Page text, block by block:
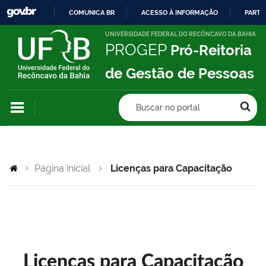
IR
PARA
CONTEÚDO
COMUNICA BR ACESSO À INFORMAÇÃO
UNIVERSIDADE FEDERAL DO RECÔNCAVO DA BAHIA
PROGEP Pró-Reitoria
de Gestão de Pessoas
Buscar no portal
Página inicial Licenças para Capacitação
Licenças para Capacitação